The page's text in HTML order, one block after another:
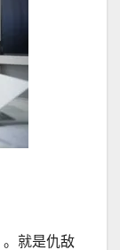
就是仇敌